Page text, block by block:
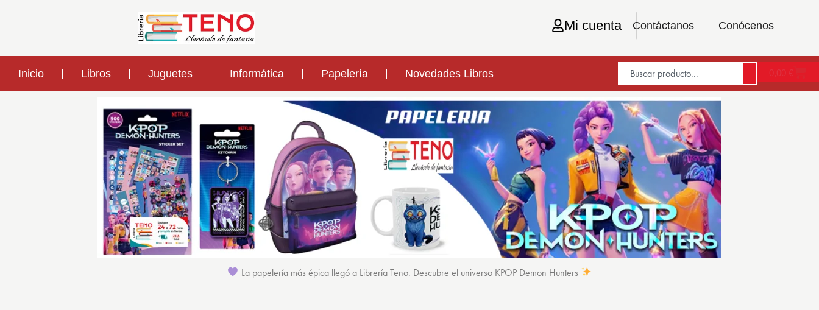
Contáctanos Conócenos
Mi cuenta
Inicio Libros Juguetes Informática Papelería Novedades Libros 0,00 €
La papelería más épica llegó a Librería Teno. Descubre el universo KPOP Demon Hunters